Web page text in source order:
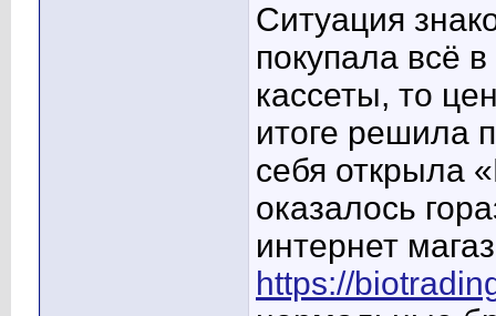
Ситуация
покупала всё
кассеты, то
итоге решила
себя открыла
оказалось
интернет
https://